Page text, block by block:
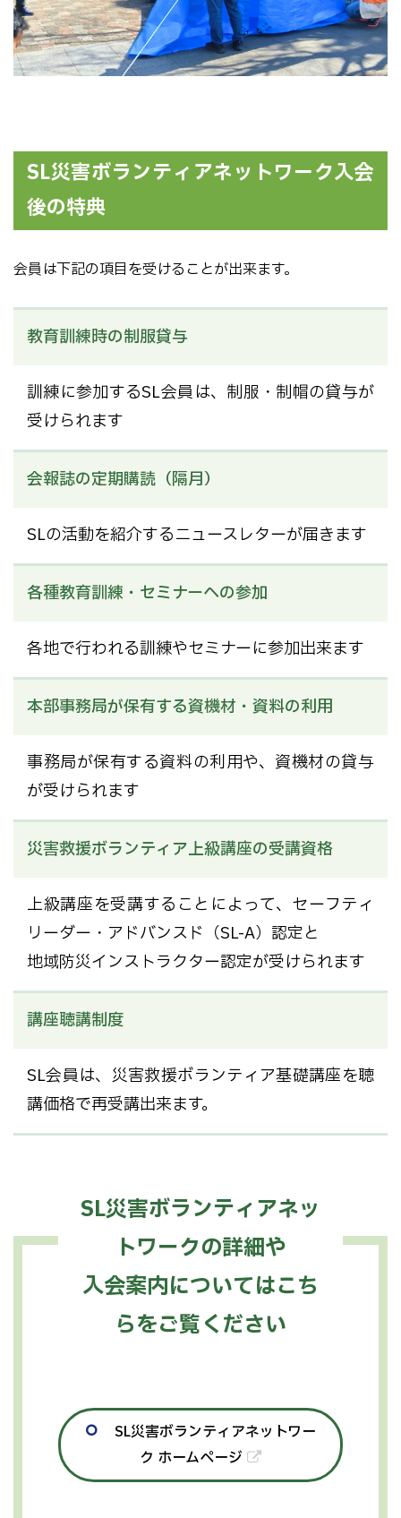
SL災害ボランティアネットワーク入会
後の特典
会員は下記の項目を受けることが出来ます。
教育訓練時の制服貸与
訓練に参加するSL会員は、制服・制帽の貸与が
受けられます
会報誌の定期購読（隔月）
SLの活動を紹介するニュースレターが届きます
各種教育訓練・セミナーへの参加
各地で行われる訓練やセミナーに参加出来ます
本部事務局が保有する資機材・資料の利用
事務局が保有する資料の利用や、資機材の貸与
が受けられます
災害救援ボランティア上級講座の受講資格
上級講座を受講することによって、セーフティ
リーダー・アドバンスド（SL-A）認定と
地域防災インストラクター認定が受けられます
講座聴講制度
SL会員は、災害救援ボランティア基礎講座を聴
講価格で再受講出来ます。
SL災害ボランティアネッ
トワークの詳細や
入会案内についてはこち
らをご覧ください
SL災害ボランティアネットワー
ク ホームページ